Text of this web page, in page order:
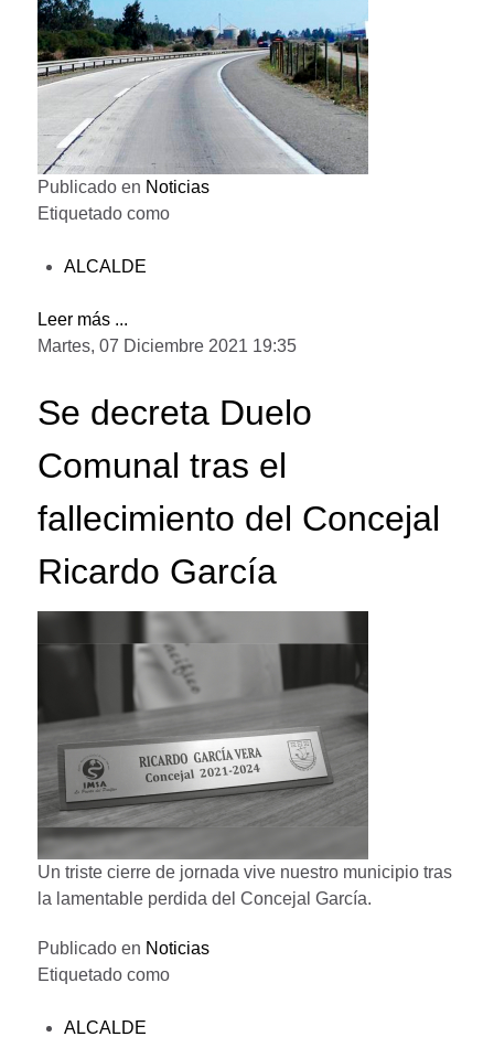
Publicado en Noticias
Etiquetado como
ALCALDE
Leer más ...
Martes, 07 Diciembre 2021 19:35
Se decreta Duelo
Comunal tras el
fallecimiento del Concejal
Ricardo García
Un triste cierre de jornada vive nuestro municipio tras
la lamentable perdida del Concejal García.
Publicado en Noticias
Etiquetado como
ALCALDE